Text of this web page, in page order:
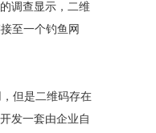
调查显示，二维
至一个钓鱼网
但是二维码存在
发一套由企业自